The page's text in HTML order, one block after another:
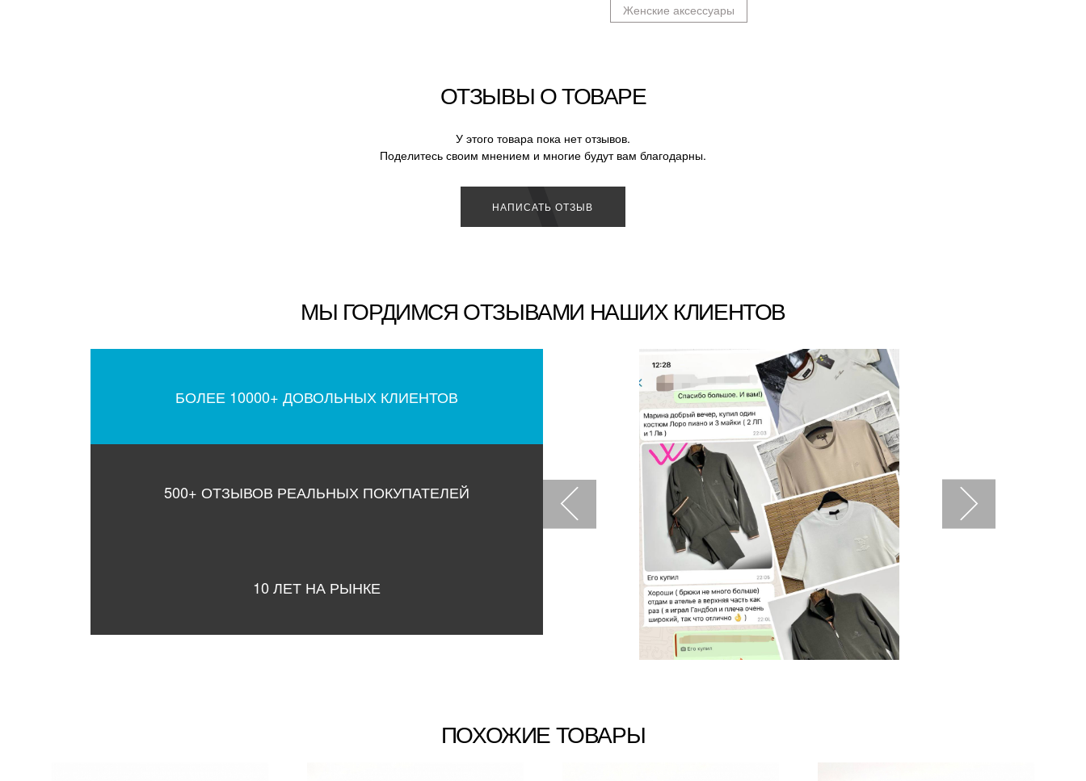
Женские аксессуары
ОТЗЫВЫ О ТОВАРЕ
У этого товара пока нет отзывов.
Поделитесь своим мнением и многие будут вам благодарны.
НАПИСАТЬ ОТЗЫВ
МЫ ГОРДИМСЯ ОТЗЫВАМИ НАШИХ КЛИЕНТОВ
БОЛЕЕ 10000+ ДОВОЛЬНЫХ КЛИЕНТОВ
500+ ОТЗЫВОВ РЕАЛЬНЫХ ПОКУПАТЕЛЕЙ
10 ЛЕТ НА РЫНКЕ
ПОХОЖИЕ ТОВАРЫ